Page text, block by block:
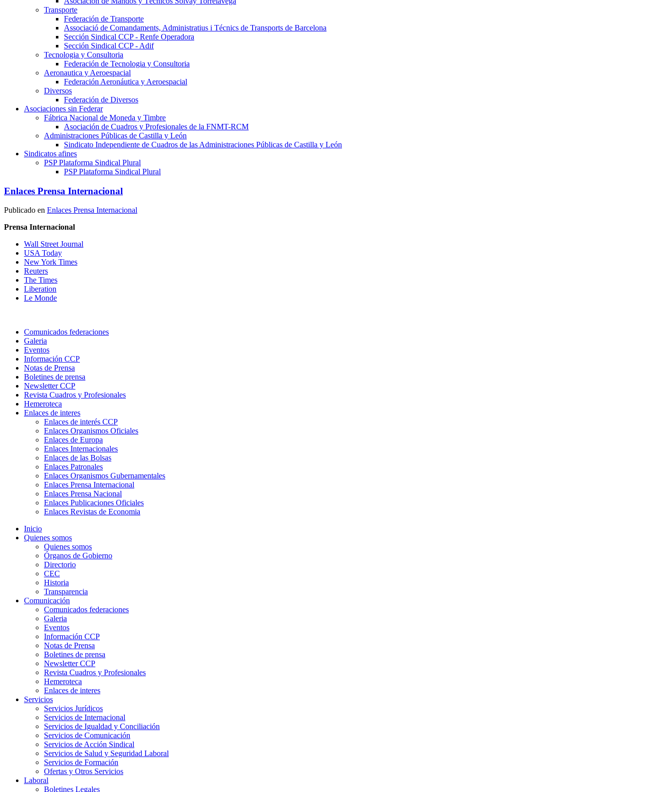
Transporte
Federación de Transporte
Associació de Comandaments, Administratius i Técnics de Transports de Barcelona
Sección Sindical CCP - Renfe Operadora
Sección Sindical CCP - Adif
Tecnologia y Consultoria
Federación de Tecnologia y Consultoria
Aeronautica y Aeroespacial
Federación Aeronáutica y Aeroespacial
Diversos
Federación de Diversos
Asociaciones sin Federar
Fábrica Nacional de Moneda y Timbre
Asociación de Cuadros y Profesionales de la FNMT-RCM
Administraciones Públicas de Castilla y León
Sindicato Independiente de Cuadros de las Administraciones Públicas de Castilla y León
Sindicatos afines
PSP Plataforma Sindical Plural
PSP Plataforma Sindical Plural
Enlaces Prensa Internacional
Publicado en Enlaces Prensa Internacional
Prensa Internacional
Wall Street Journal
USA Today
New York Times
Reuters
The Times
Liberation
Le Monde
Comunicados federaciones
Galeria
Eventos
Información CCP
Notas de Prensa
Boletines de prensa
Newsletter CCP
Revista Cuadros y Profesionales
Hemeroteca
Enlaces de interes
Enlaces de interés CCP
Enlaces Organismos Oficiales
Enlaces de Europa
Enlaces Internacionales
Enlaces de las Bolsas
Enlaces Patronales
Enlaces Organismos Gubernamentales
Enlaces Prensa Internacional
Enlaces Prensa Nacional
Enlaces Publicaciones Oficiales
Enlaces Revistas de Economia
Inicio
Quienes somos
Quienes somos
Órganos de Gobierno
Directorio
CEC
Historia
Transparencia
Comunicación
Comunicados federaciones
Galeria
Eventos
Información CCP
Notas de Prensa
Boletines de prensa
Newsletter CCP
Revista Cuadros y Profesionales
Hemeroteca
Enlaces de interes
Servicios
Servicios Jurídicos
Servicios de Internacional
Servicios de Igualdad y Conciliación
Servicios de Comunicación
Servicios de Acción Sindical
Servicios de Salud y Seguridad Laboral
Servicios de Formación
Ofertas y Otros Servicios
Laboral
Boletines Legales